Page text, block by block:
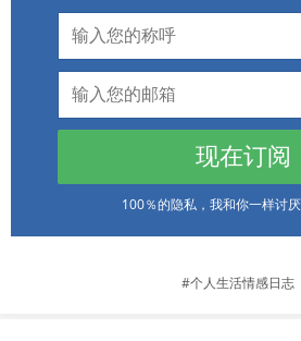
现在订阅
100％的隐私，我和你一样讨
个人生活情感日志